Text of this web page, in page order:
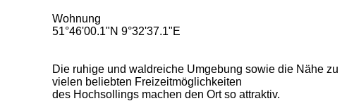
Wohnung
51°46'00.1"N 9°32'37.1"E
Die ruhige und waldreiche Umgebung sowie die Nähe zu
vielen beliebten Freizeitmöglichkeiten
des Hochsollings machen den Ort so attraktiv.